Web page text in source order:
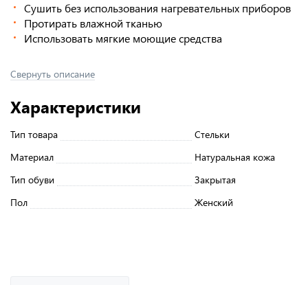
Сушить без использования нагревательных приборов
Протирать влажной тканью
Использовать мягкие моющие средства
Свернуть описание
Характеристики
Тип товара
Стельки
Материал
Натуральная кожа
Тип обуви
Закрытая
Пол
Женский